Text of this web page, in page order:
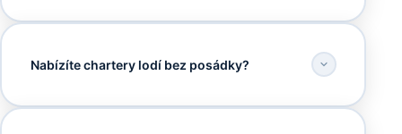
Nabízíte chartery lodí bez posádky?